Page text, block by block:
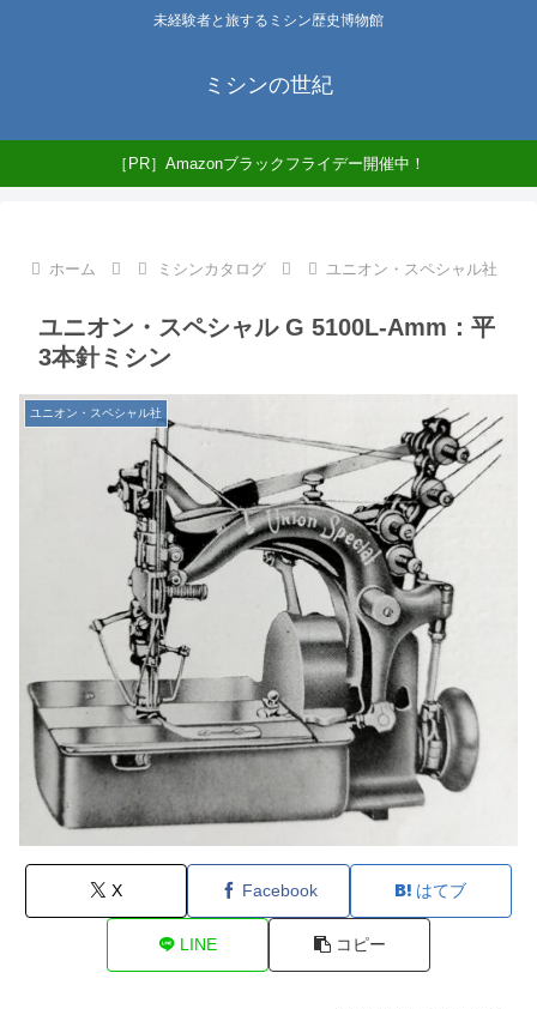
未経験者と旅するミシン歴史博物館
ミシンの世紀
［PR］Amazonブラックフライデー開催中！
ホーム ミシンカタログ ユニオン・スペシャル社
ユニオン・スペシャル G 5100L-Amm：平
3本針ミシン
ユニオン・スペシャル社
X Facebook はてブ
LINE コピー